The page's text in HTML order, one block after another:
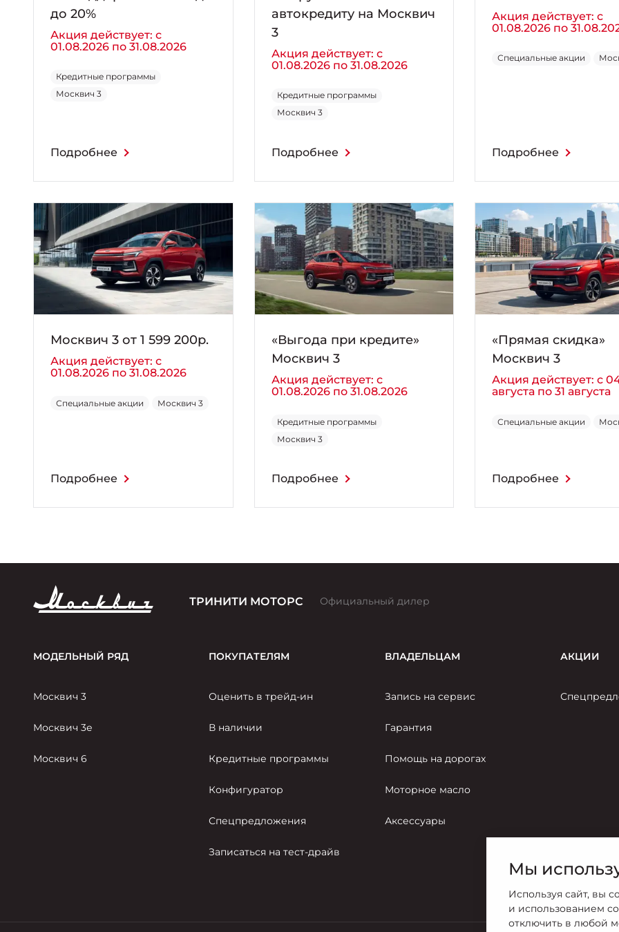
до 20%
Акция действует: с
01.08.2026 по 31.08.2026
Кредитные программы
Москвич 3
Подробнее
автокредиту на Москвич
3
Акция действует: с
01.08.2026 по 31.08.2026
Кредитные программы
Москвич 3
Подробнее
Акция действует: с
01.08.2026 по
Специальные акции
Подробнее
Москвич 3 от 1 599 200р.
Акция действует: с
01.08.2026 по 31.08.2026
Специальные акции Москвич 3
Подробнее
«Выгода при кредите»
Москвич 3
Акция действует: с
01.08.2026 по 31.08.2026
Кредитные программы
Москвич 3
Подробнее
«Прямая скидка»
Москвич 3
Акция действует: с
августа по 31 августа
Специальные акции
Подробнее
ТРИНИТИ МОТОРС Официальный дилер
МОДЕЛЬНЫЙ РЯД
Москвич 3
Москвич 3е
Москвич 6
ПОКУПАТЕЛЯМ
Оценить в трейд-ин
В наличии
Кредитные программы
Конфигуратор
Спецпредложения
Записаться на тест-драйв
ВЛАДЕЛЬЦАМ
Запись на сервис
Гарантия
Помощь на дорогах
Моторное масло
Аксессуары
АКЦИИ
Мы
Используя сайт, вы
и использованием
отключить в любой